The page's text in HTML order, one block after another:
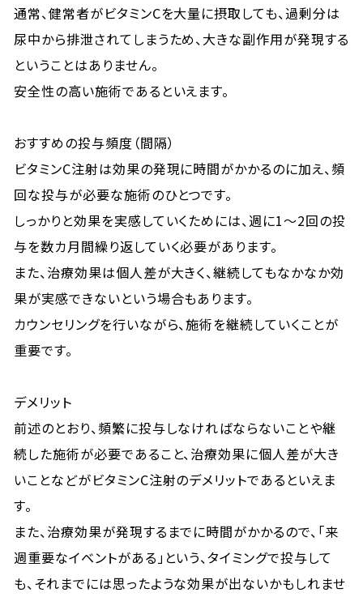
通常、健常者がビタミンCを大量に摂取しても、過剰分は
尿中から排泄されてしまうため、大きな副作用が発現する
ということはありません。
安全性の高い施術であるといえます。
おすすめの投与頻度（間隔）
ビタミンC注射は効果の発現に時間がかかるのに加え、頻
回な投与が必要な施術のひとつです。
しっかりと効果を実感していくためには、週に1〜2回の投
与を数カ月間繰り返していく必要があります。
また、治療効果は個人差が大きく、継続してもなかなか効
果が実感できないという場合もあります。
カウンセリングを行いながら、施術を継続していくことが
重要です。
デメリット
前述のとおり、頻繁に投与しなければならないことや継
続した施術が必要であること、治療効果に個人差が大き
いことなどがビタミンC注射のデメリットであるといえま
す。
また、治療効果が発現するまでに時間がかかるので、「来
週重要なイベントがある」という、タイミングで投与して
も、それまでには思ったような効果が出ないかもしれませ